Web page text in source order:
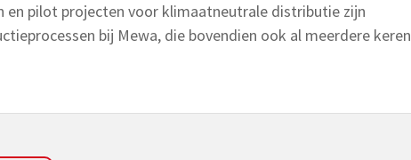
en pilot projecten voor klimaatneutrale distributie zijn
bij Mewa, die bovendien ook al meerdere keren